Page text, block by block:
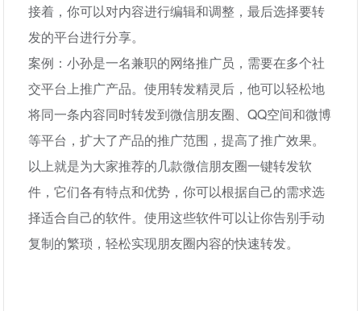
接着，你可以对内容进行编辑和调整，最后选择要转
发的平台进行分享。
案例：小孙是一名兼职的网络推广员，需要在多个社
交平台上推广产品。使用转发精灵后，他可以轻松地
将同一条内容同时转发到微信朋友圈、QQ空间和微博
等平台，扩大了产品的推广范围，提高了推广效果。
以上就是为大家推荐的几款微信朋友圈一键转发软
件，它们各有特点和优势，你可以根据自己的需求选
择适合自己的软件。使用这些软件可以让你告别手动
复制的繁琐，轻松实现朋友圈内容的快速转发。